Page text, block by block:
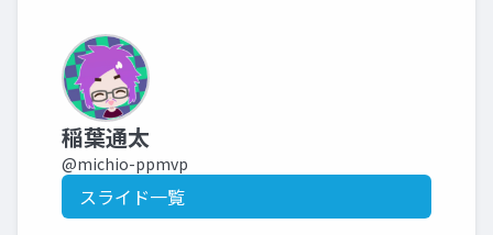
稲葉通太
@michio-ppmvp
スライド一覧